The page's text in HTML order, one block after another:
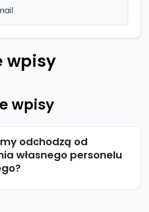
wpisy
wpisy
odchodzą od
własnego personelu